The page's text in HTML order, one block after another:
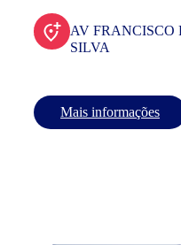
AV FRANCISCO
SILVA
Mais informações